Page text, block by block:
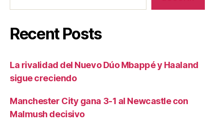
Recent Posts
La rivalidad del Nuevo Dúo Mbappé y Haaland
sigue creciendo
Manchester City gana 3-1 al Newcastle con
Malmush decisivo